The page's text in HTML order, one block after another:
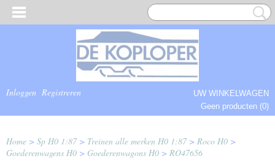
Inloggen Registreren
UW WINKELWAGEN
Geen producten (0)
Home > Sp H0 1:87> Treinen alle merken H0 1:87> Roco H0 >
Goederenwagens H0 > Goederenwagons H0 > RO47656